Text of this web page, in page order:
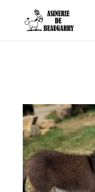
Warning: Constant
/htdocs/wp-config.php